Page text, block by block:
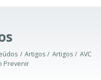
Artigos Artigos
AVC
Prevenir